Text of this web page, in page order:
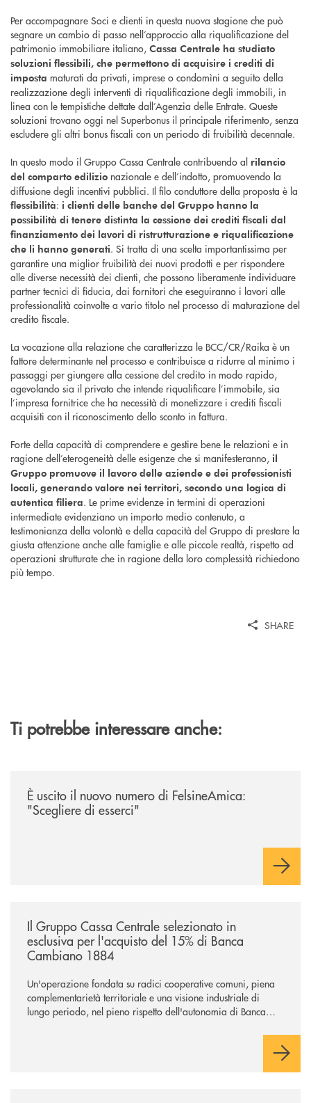
Per accompagnare Soci e clienti in questa nuova stagione che può
segnare un cambio di passo nell’approccio alla riqualificazione del
patrimonio immobiliare italiano, Cassa Centrale ha studiato
soluzioni flessibili, che permettono di acquisire i crediti di
imposta maturati da privati, imprese o condomìni a seguito della
realizzazione degli interventi di riqualificazione degli immobili, in
linea con le tempistiche dettate dall’Agenzia delle Entrate. Queste
soluzioni trovano oggi nel Superbonus il principale riferimento, senza
escludere gli altri bonus fiscali con un periodo di fruibilità decennale.
In questo modo il Gruppo Cassa Centrale contribuendo al rilancio
del comparto edilizio nazionale e dell’indotto, promuovendo la
diffusione degli incentivi pubblici. Il filo conduttore della proposta è la
flessibilità: i clienti delle banche del Gruppo hanno la
possibilità di tenere distinta la cessione dei crediti fiscali dal
finanziamento dei lavori di ristrutturazione e riqualificazione
che li hanno generati. Si tratta di una scelta importantissima per
garantire una miglior fruibilità dei nuovi prodotti e per rispondere
alle diverse necessità dei clienti, che possono liberamente individuare
partner tecnici di fiducia, dai fornitori che eseguiranno i lavori alle
professionalità coinvolte a vario titolo nel processo di maturazione del
credito fiscale.
La vocazione alla relazione che caratterizza le BCC/CR/Raika è un
fattore determinante nel processo e contribuisce a ridurre al minimo i
passaggi per giungere alla cessione del credito in modo rapido,
agevolando sia il privato che intende riqualificare l’immobile, sia
l’impresa fornitrice che ha necessità di monetizzare i crediti fiscali
acquisiti con il riconoscimento dello sconto in fattura.
Forte della capacità di comprendere e gestire bene le relazioni e in
ragione dell’eterogeneità delle esigenze che si manifesteranno, il
Gruppo promuove il lavoro delle aziende e dei professionisti
locali, generando valore nei territori, secondo una logica di
autentica filiera. Le prime evidenze in termini di operazioni
intermediate evidenziano un importo medio contenuto, a
testimonianza della volontà e della capacità del Gruppo di prestare la
giusta attenzione anche alle famiglie e alle piccole realtà, rispetto ad
operazioni strutturate che in ragione della loro complessità richiedono
più tempo.
SHARE
Ti potrebbe interessare anche:
È uscito il nuovo numero di FelsineAmica:
"Scegliere di esserci"
Il Gruppo Cassa Centrale selezionato in
esclusiva per l'acquisto del 15% di Banca
Cambiano 1884
Un'operazione fondata su radici cooperative comuni, piena
complementarietà territoriale e una visione industriale di
lungo periodo, nel pieno rispetto dell'autonomia di Banca
negoziazione esclusiva per la finalizzazione dell’operazione.